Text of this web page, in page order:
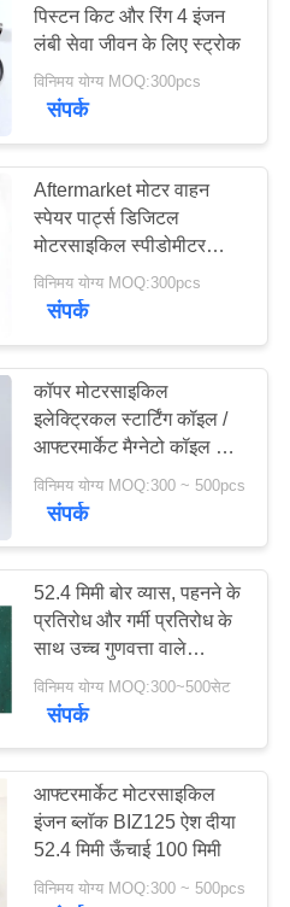
पिस्टन किट और रिंग 4 इंजन
लंबी सेवा जीवन के लिए स्ट्रोक
विनिमय योग्य MOQ:300pcs
संपर्क
Aftermarket मोटर वाहन
स्पेयर पार्ट्स डिजिटल
मोटरसाइकिल स्पीडोमीटर
TVS MAX
विनिमय योग्य MOQ:300pcs
संपर्क
कॉपर मोटरसाइकिल
इलेक्ट्रिकल स्टार्टिंग कॉइल /
आफ्टरमार्केट मैग्नेटो कॉइल कम
शोर
विनिमय योग्य MOQ:300 ~ 500pcs
संपर्क
52.4 मिमी बोर व्यास, पहनने के
प्रतिरोध और गर्मी प्रतिरोध के
साथ उच्च गुणवत्ता वाले
मोटरसाइकिल इंजन पिस्टन और
पिस्टन किट
विनिमय योग्य MOQ:300~500सेट
संपर्क
आफ्टरमार्केट मोटरसाइकिल
इंजन ब्लॉक BIZ125 ऐश दीया
52.4 मिमी ऊँचाई 100 मिमी
विनिमय योग्य MOQ:300 ~ 500pcs